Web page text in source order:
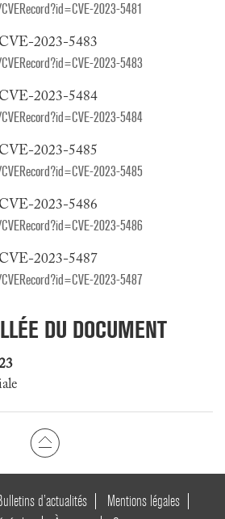
2023-5481
2023-5483
2023-5483
2023-5484
2023-5484
2023-5485
2023-5485
2023-5486
2023-5486
2023-5487
2023-5487
DU DOCUMENT
d’actualités
Mentions légales